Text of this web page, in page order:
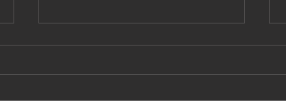
2025年2月会報掲載のお知ら